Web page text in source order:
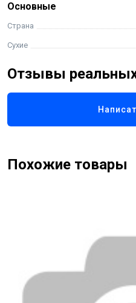
Основные
Страна
Сухие
Отзывы реальных
Похожие товары